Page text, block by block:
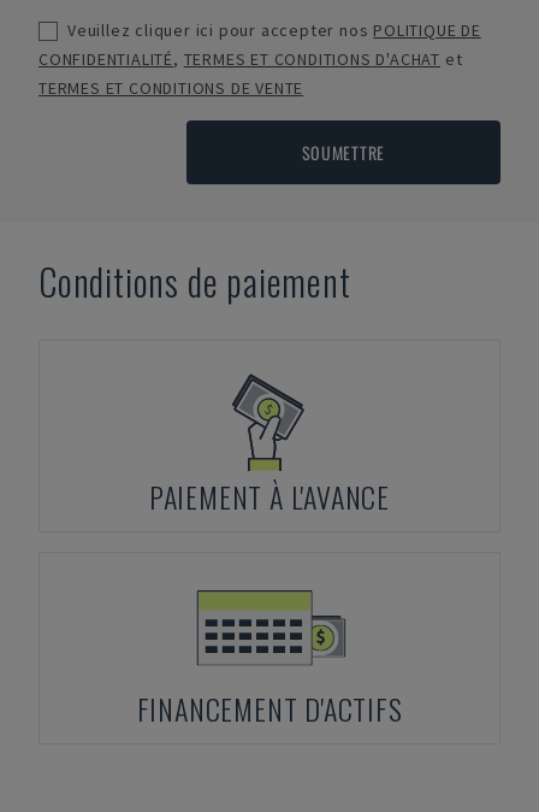
Veuillez cliquer ici pour accepter nos POLITIQUE DE
CONFIDENTIALITÉ, TERMES ET CONDITIONS D'ACHAT et
TERMES ET CONDITIONS DE VENTE
SOUMETTRE
Conditions de paiement
PAIEMENT À L'AVANCE
FINANCEMENT D'ACTIFS